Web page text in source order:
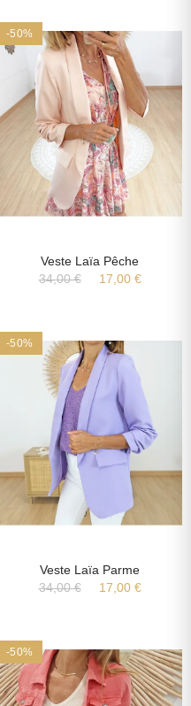
-50%
Veste Laïa Pêche
34,00 €
17,00 €
-50%
Veste Laïa Parme
34,00 €
17,00 €
-50%